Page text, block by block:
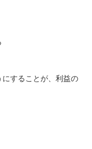
することが、利益の